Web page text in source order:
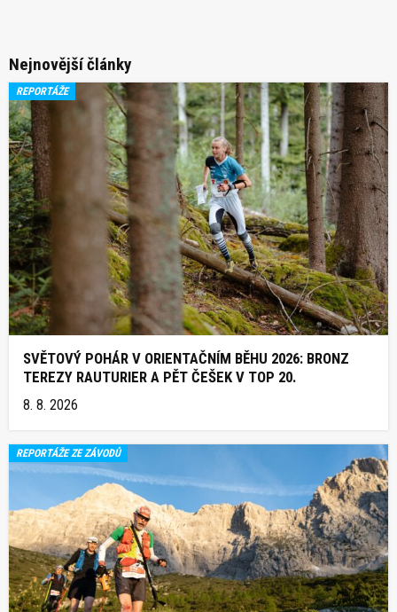
Nejnovější články
REPORTÁŽE
SVĚTOVÝ POHÁR V ORIENTAČNÍM BĚHU 2026: BRONZ
TEREZY RAUTURIER A PĚT ČEŠEK V TOP 20.
8. 8. 2026
REPORTÁŽE ZE ZÁVODŮ